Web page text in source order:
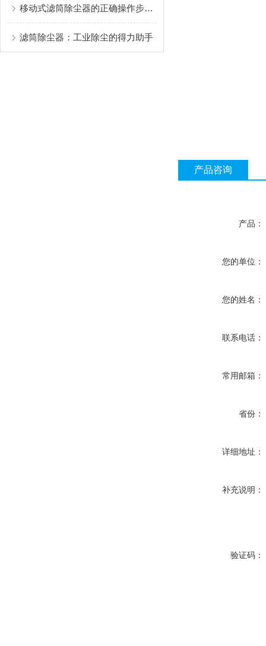
移动式滤筒除尘器的正确操作步骤及注意事项分享
滤筒除尘器：工业除尘的得力助手
产品咨询
产品：
您的单位：
您的姓名：
联系电话：
常用邮箱：
省份：
详细地址：
补充说明：
验证码：